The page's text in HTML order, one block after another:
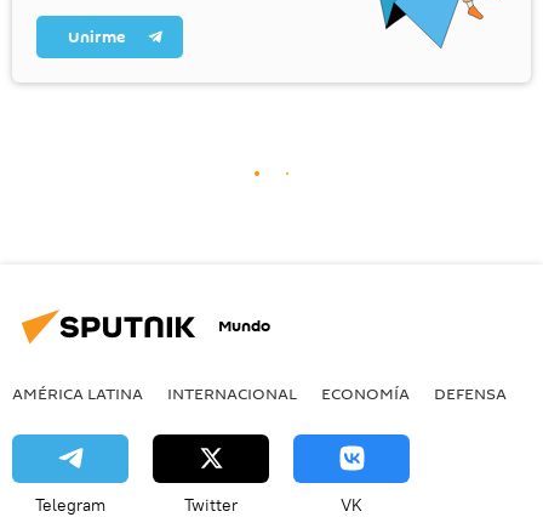
Unirme
Mundo
AMÉRICA LATINA INTERNACIONAL ECONOMÍA DEFENSA
Telegram Twitter VK